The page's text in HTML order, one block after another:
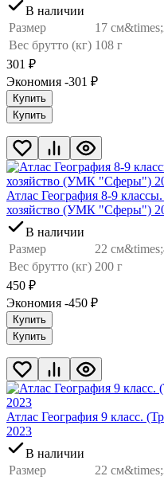
В наличии
Размер
17
Вес брутто (кг) 108 г
301 ₽
Экономия -301 ₽
Купить
Купить
Атлас География 8-9
хозяйство (УМК "Сферы")
В наличии
Размер
22
Вес брутто (кг) 200 г
450 ₽
Экономия -450 ₽
Купить
Купить
Атлас География 9 класс.
2023
В наличии
Размер
22